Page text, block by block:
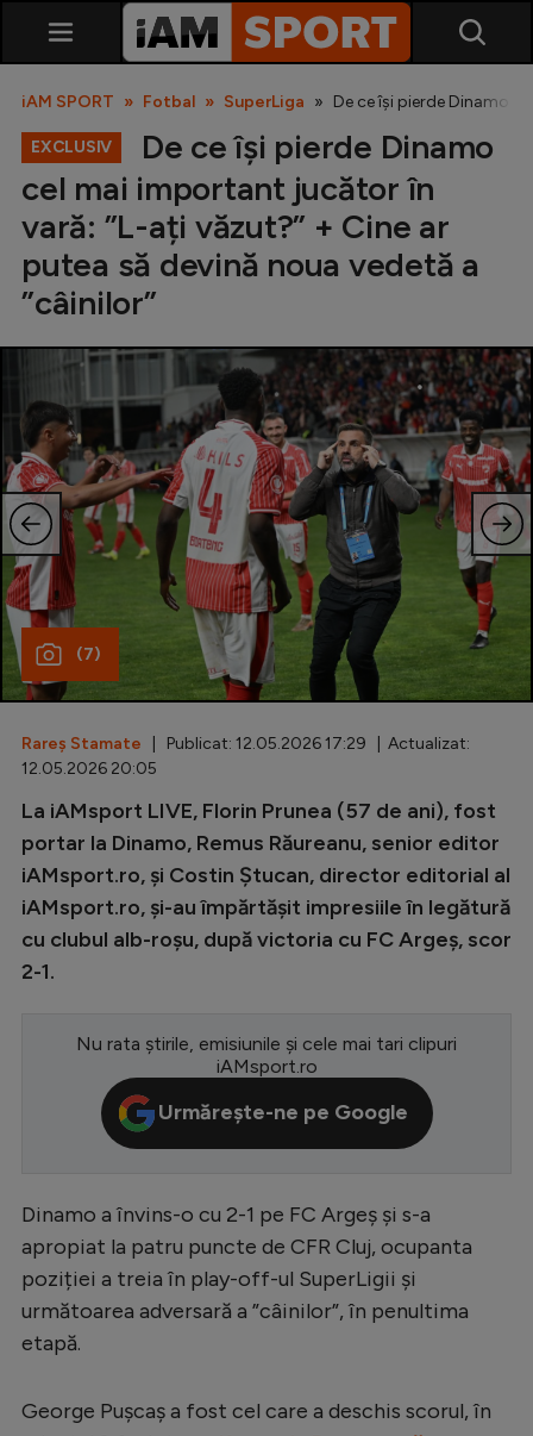
Liga 2
Cupa României
Echipa Națională
U21
Fotbal feminin
Special
Diverse
Inedit
Clasamente
Champions League
Europa League
Conference League
LaLiga
Serie A
Bundesliga
Starurile fotbalului
EURO 2024
Clasamente
iAM SPORT Fotbal SuperLiga De ce își pierde Dinamo
EXCLUSIV
De ce își pierde Dinamo
cel mai important jucător în
vară: ”L-ați văzut?” + Cine ar
putea să devină noua vedetă a
”câinilor”
(7)
Rareș Stamate | Publicat: 12.05.2026 17:29 | Actualizat:
12.05.2026 20:05
La iAMsport LIVE, Florin Prunea (57 de ani), fost
portar la Dinamo, Remus Răureanu, senior editor
iAMsport.ro, și Costin Ștucan, director editorial al
iAMsport.ro, și-au împărtășit impresiile în legătură
cu clubul alb-roșu, după victoria cu FC Argeș, scor
2-1.
Nu rata știrile, emisiunile și cele mai tari clipuri
iAMsport.ro
Urmărește-ne pe Google
Dinamo a învins-o cu 2-1 pe FC Argeș și s-a
apropiat la patru puncte de CFR Cluj, ocupanta
poziției a treia în play-off-ul SuperLigii și
următoarea adversară a ”câinilor”, în penultima
etapă.
George Pușcaș a fost cel care a deschis scorul, în